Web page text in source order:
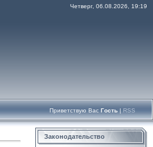
Четверг, 06.08.2026, 19:19
Приветствую Вас Гость | RSS
Законодательство